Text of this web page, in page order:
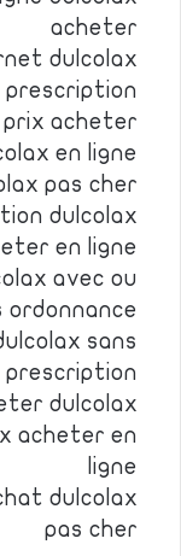
acheter
dulcolax
prescription
prix acheter
en ligne
pas cher
dulcolax
en ligne
avec ou
ordonnance
sans
prescription
dulcolax
acheter en
ligne
dulcolax
pas cher